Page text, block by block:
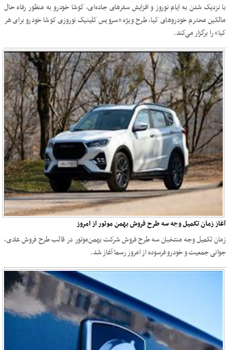
با نزدیک شدن به ایام نوروز و افزایش سفرهای جاده‌ای، کوشا خودرو به منظور رفاه حال
مالکین محترم خودروهای کیا، طرح ویژه «سرویس کلینیک نوروزی کوشا خودرو برای هر
کیا» را برگزار می‌کند.
آغاز زمان تکمیل وجه سه طرح فروش بهمن موتور از امروز
زمان تکمیل وجه منتخبان سه طرح فروش شرکت بهمن‌موتور در قالب طرح فروش عادی،
جوانی جمعیت و خودرو فرسوده از امروز رسما آغاز شد.